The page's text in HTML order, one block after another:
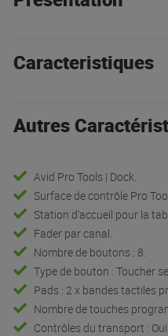
Caracteristiques
Autres
Avid Pro Tools | Dock.
Surface de contrôle Pro
Station d'accueil pour la
Fader par canal.
Nombre de boutons : 8.
Type de bouton : Toucher
Pads : 2 x bandes tactiles
Nombre de touches
Contrôles du transport : Oui.